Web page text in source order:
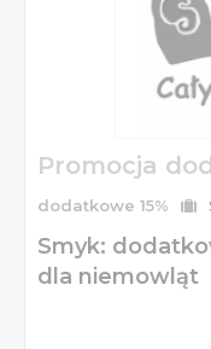
Promocja
dodatkowe 15%
Smyk:
dla niemowląt